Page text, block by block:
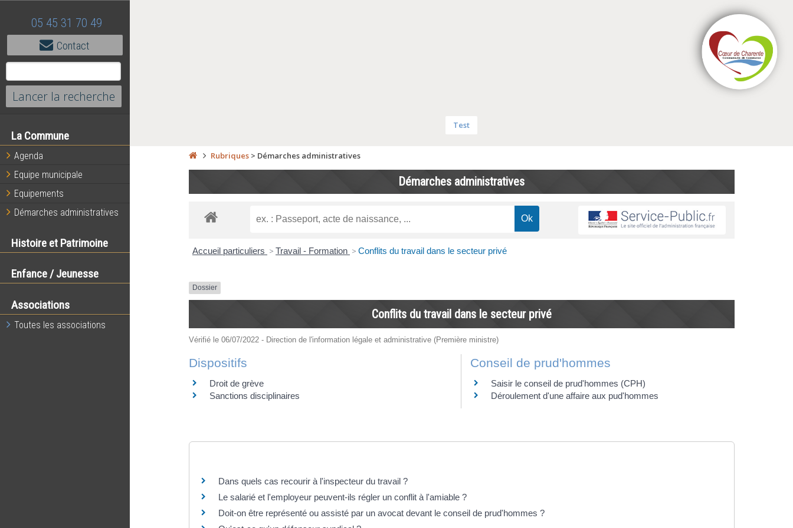
05 45 31 70 49
Contact
La Commune
Agenda
Equipe municipale
Equipements
Démarches administratives
Histoire et Patrimoine
Enfance / Jeunesse
Associations
Toutes les associations
Test
Rubriques> Démarches administratives
Démarches administratives
Accueil particuliers > Travail - Formation > Conflits du travail dans le secteur privé
Dossier
Conflits du travail dans le secteur privé
Vérifié le 06/07/2022 - Direction de l'information légale et administrative (Première ministre)
Dispositifs
Droit de grève
Sanctions disciplinaires
Conseil de prud'hommes
Saisir le conseil de prud'hommes (CPH)
Déroulement d'une affaire aux pud'hommes
Dans quels cas recourir à l'inspecteur du travail ?
Le salarié et l'employeur peuvent-ils régler un conflit à l'amiable ?
Doit-on être représenté ou assisté par un avocat devant le conseil de prud'hommes ?